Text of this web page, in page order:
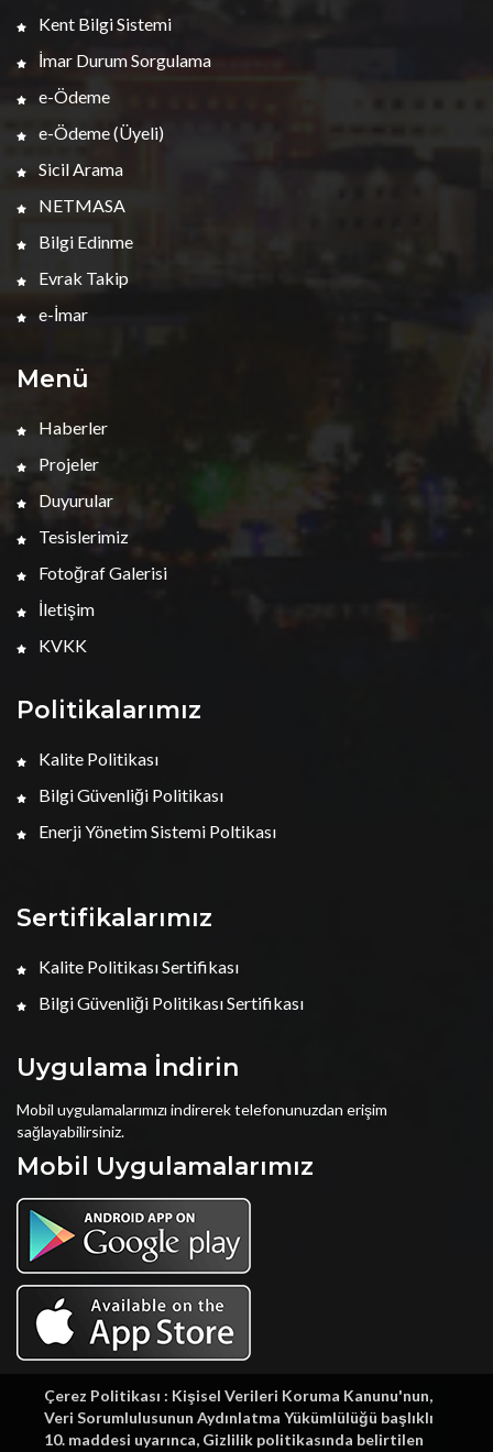
Kent Bilgi Sistemi
İmar Durum Sorgulama
e-Ödeme
e-Ödeme (Üyeli)
Sicil Arama
NETMASA
Bilgi Edinme
Evrak Takip
e-İmar
Menü
Haberler
Projeler
Duyurular
Tesislerimiz
Fotoğraf Galerisi
İletişim
KVKK
Politikalarımız
Kalite Politikası
Bilgi Güvenliği Politikası
Enerji Yönetim Sistemi Poltikası
Sertifikalarımız
Kalite Politikası Sertifikası
Bilgi Güvenliği Politikası Sertifikası
Uygulama İndirin
Mobil uygulamalarımızı indirerek telefonunuzdan erişim
sağlayabilirsiniz.
Mobil Uygulamalarımız
Çerez Politikası : Kişisel Verileri Koruma Kanunu'nun,
Veri Sorumlulusunun Aydınlatma Yükümlülüğü başlıklı
10. maddesi uyarınca, Gizlilik politikasında belirtilen